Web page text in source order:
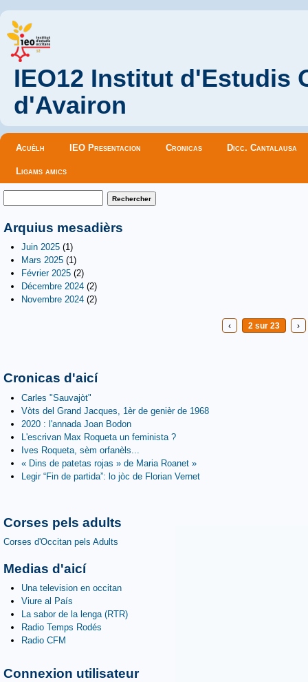
IEO12 Institut d'Estudis
d'Avairon
Menu principal
Acuèlh IEO Presentacion Cronicas Dicc. Cantalausa
Ligams amics
Formulaire de recherche
Arquius mesadièrs
Juin 2025 (1)
Mars 2025 (1)
Février 2025 (2)
Décembre 2024 (2)
Novembre 2024 (2)
‹ 2 sur 23 ›
Cronicas d'aicí
Carles "Sauvajòt"
Vòts del Grand Jacques, 1èr de genièr de 1968
2020 : l'annada Joan Bodon
L'escrivan Max Roqueta un feminista ?
Ives Roqueta, sèm orfanèls...
« Dins de patetas rojas » de Maria Roanet »
Legir “Fin de partida”: lo jòc de Florian Vernet
Corses pels adults
Corses d'Occitan pels Adults
Medias d'aicí
Una television en occitan
Viure al País
La sabor de la lenga (RTR)
Radio Temps Rodés
Radio CFM
Connexion utilisateur